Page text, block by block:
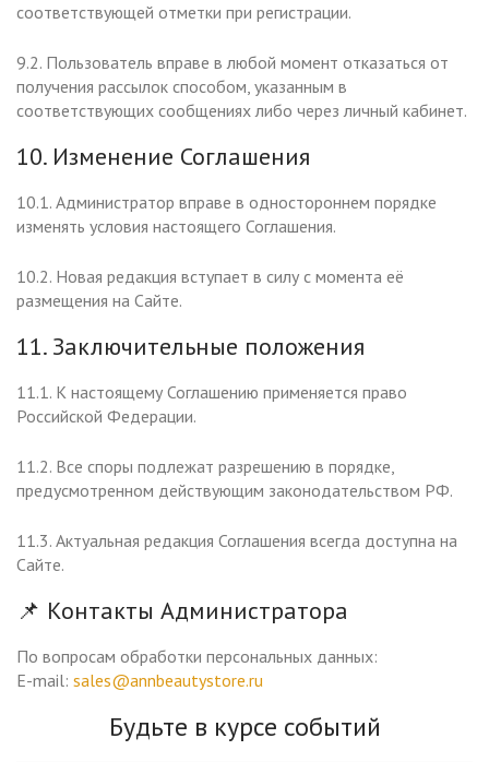
соответствующей отметки при регистрации.
9.2. Пользователь вправе в любой момент отказаться от
получения рассылок способом, указанным в
соответствующих сообщениях либо через личный кабинет.
10. Изменение Соглашения
10.1. Администратор вправе в одностороннем порядке
изменять условия настоящего Соглашения.
10.2. Новая редакция вступает в силу с момента её
размещения на Сайте.
11. Заключительные положения
11.1. К настоящему Соглашению применяется право
Российской Федерации.
11.2. Все споры подлежат разрешению в порядке,
предусмотренном действующим законодательством РФ.
11.3. Актуальная редакция Соглашения всегда доступна на
Сайте.
📌 Контакты Администратора
По вопросам обработки персональных данных:
E-mail: sales@annbeautystore.ru
Будьте в курсе событий